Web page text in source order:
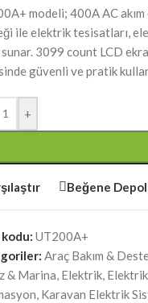
modeli; 400A AC
ile elektrik tesisatları,
sunar. 3099 count LCD
güvenli ve pratik
+
Beğene
UT200A+
Araç Bakım &
& Marina, Elektrik,
, Karavan Elektrik